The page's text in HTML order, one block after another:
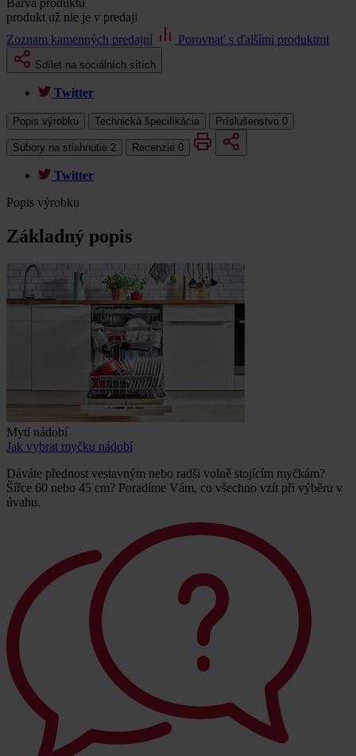
produkt už nie je v predaji
Zoznam kamenných predajní
Porovnať s ďalšími produktmi
Sdílet na sociálních sítích
Twitter
Popis výrobku Technická špecifikácia Príslušenstvo 0
Súbory na stiahnutie 2 Recenzie 0
Twitter
Popis výrobku
Základný popis
Mytí nádobí
Jak vybrat myčku nádobí
Dáváte přednost vestavným nebo radši volně stojícím myčkám?
Šířce 60 nebo 45 cm? Poradíme Vám, co všechno vzít při výběru v
úvahu.